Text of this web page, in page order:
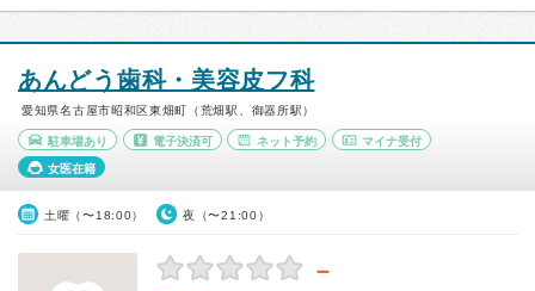
あんどう歯科・美容皮フ科
愛知県名古屋市昭和区東畑町（荒畑駅、御器所駅）
駐車場あり 電子決済可 ネット予約 マイナ受付
女医在籍
土曜（〜18:00） 夜（〜21:00）
－